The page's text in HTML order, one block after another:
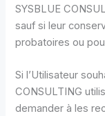
SYSBLUE
sauf si leur
probatoires ou
Si l’Utilisateur
CONSULTING
demander à les